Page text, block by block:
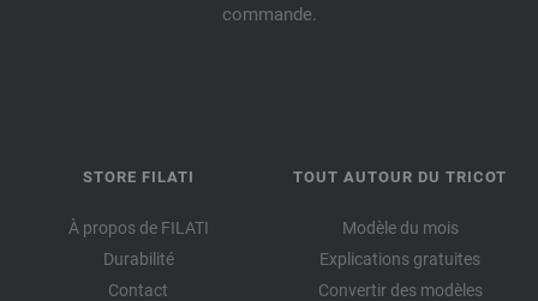
commande.
STORE FILATI
À propos de FILATI
Durabilité
Contact
TOUT AUTOUR DU TRICOT
Modèle du mois
Explications gratuites
Convertir des modèles